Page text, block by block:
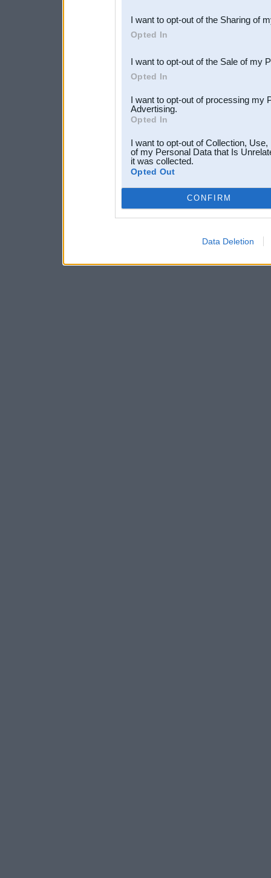
Downstream Participants
third parties.
I want to opt-out of the Sharing of
Opted In
I want to opt-out of the Sale of my
Opted In
I want to opt-out of processing my
Advertising.
Opted In
I want to opt-out of Collection,
of my Personal Data that Is
it was collected.
Opted Out
CONFIRM
Data Deletion